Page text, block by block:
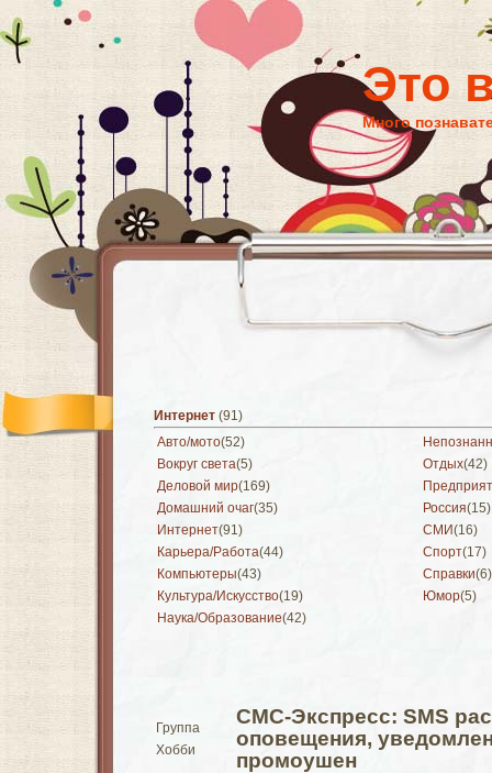
Это
Много
Интернет (91)
Авто/мото(52)
Вокруг света(5)
Деловой мир(169)
Домашний очаг(35)
Интернет(91)
Карьера/Работа(44)
Компьютеры(43)
Культура/Искусство(19)
Наука/Образование(42)
Отдых(42)
Россия(15)
СМИ(16)
Спорт(17)
Справки(6)
Юмор(5)
Группа
Хобби
СМС-Экспресс: SMS
оповещения,
промоушен